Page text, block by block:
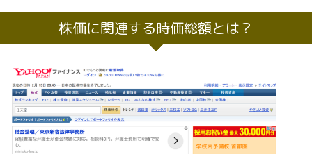
株価に関連する時価総額とは？